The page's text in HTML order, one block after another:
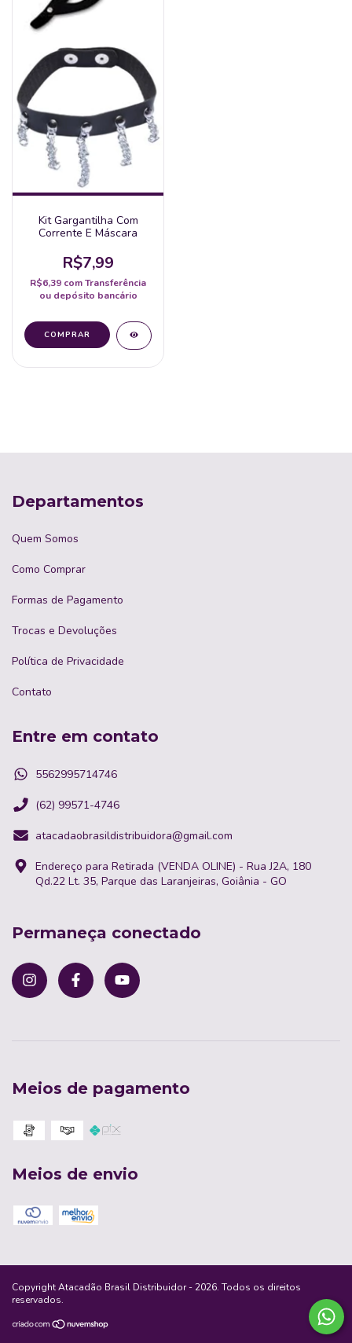
Kit Gargantilha Com
Corrente E Máscara
R$7,99
R$6,39 comTransferência
ou depósito bancário
Departamentos
Quem Somos
Como Comprar
Formas de Pagamento
Trocas e Devoluções
Política de Privacidade
Contato
Entre em contato
5562995714746
(62) 99571-4746
atacadaobrasildistribuidora@gmail.com
Endereço para Retirada (VENDA OLINE) - Rua J2A, 180
Qd.22 Lt. 35, Parque das Laranjeiras, Goiânia - GO
Permaneça conectado
Meios de pagamento
Meios de envio
Copyright Atacadão Brasil Distribuidor - 2026. Todos os direitos
reservados.